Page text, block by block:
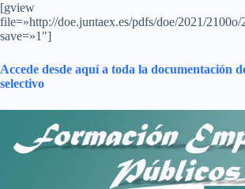
[gview
file=»http://doe.juntaex.es/pdfs/doe/2021/
save=»1″]
Accede desde aquí a toda la documentación
selectivo